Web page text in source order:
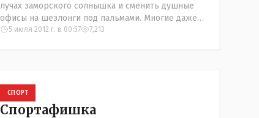
лучах заморского солнышка и сменить душные
офисы на шезлонги под пальмами. Многие даже
намеренно откладывают сие знаменательное
5 июля 2012 г. в 00:57 7,213
СПОРТ
Спортафишка